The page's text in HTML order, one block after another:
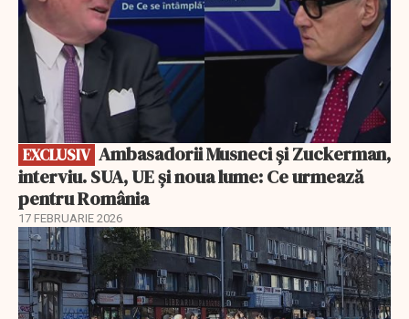
EXCLUSIV
interviu. SUA, UE și noua lume: Ce urmează
pentru România
17 FEBRUARIE 2026